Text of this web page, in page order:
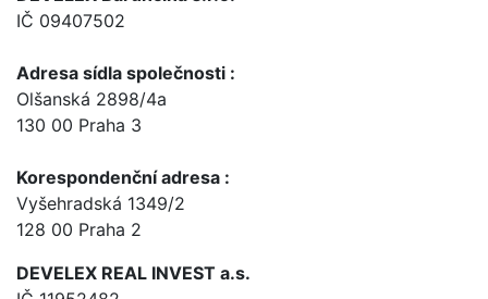
IČ 09407502
Adresa sídla společnosti :
Olšanská 2898/4a
130 00 Praha 3
Korespondenční adresa :
Vyšehradská 1349/2
128 00 Praha 2
DEVELEX REAL INVEST a.s.